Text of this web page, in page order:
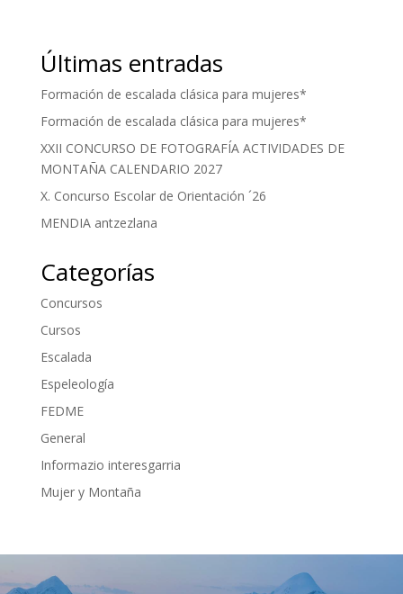
Últimas entradas
Formación de escalada clásica para mujeres*
Formación de escalada clásica para mujeres*
XXII CONCURSO DE FOTOGRAFÍA ACTIVIDADES DE
MONTAÑA CALENDARIO 2027
X. Concurso Escolar de Orientación ´26
MENDIA antzezlana
Categorías
Concursos
Cursos
Escalada
Espeleología
FEDME
General
Informazio interesgarria
Mujer y Montaña